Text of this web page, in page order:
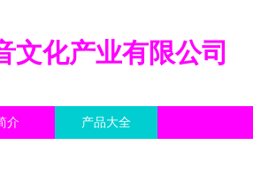
文化产业有限公司
介 产品大全